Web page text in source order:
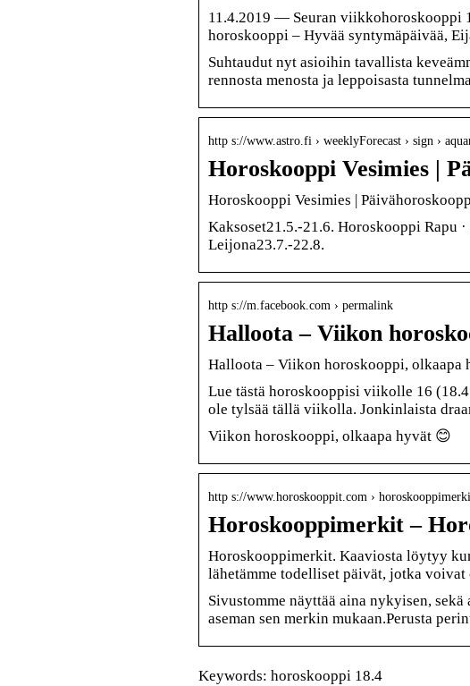
11.4.2019 — Seuran viikkohoroskooppi
horoskooppi – Hyvää syntymäpäivää,
Suhtaudut nyt asioihin tavallista
rennosta menosta ja leppoisasta
http s://www.astro.fi › weeklyForecast › sign ›
Horoskooppi Vesimies |
Horoskooppi Vesimies |
Kaksoset21.5.-21.6. Horoskooppi Rapu
Leijona23.7.-22.8.
http s://m.facebook.com › permalink
Halloota – Viikon
Halloota – Viikon horoskooppi, olkaapa
Lue tästä horoskooppisi viikolle 16
ole tylsää tällä viikolla. Jonkinlaista
Viikon horoskooppi, olkaapa hyvät 😊
http s://www.horoskooppit.com ›
Horoskooppimerkit –
Horoskooppimerkit. Kaaviosta löytyy
lähetämme todelliset päivät, jotka
Sivustomme näyttää aina nykyisen,
aseman sen merkin mukaan.Perusta
Keywords: horoskooppi 18.4